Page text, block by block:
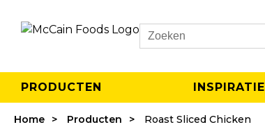
Search
PRODUCTEN INSPIRATIE
Home Producten Roast Sliced Chicken